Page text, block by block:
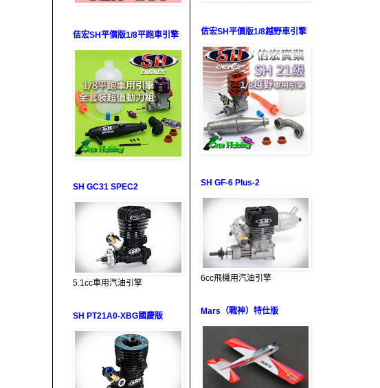
佶宏SH平價版1/8平跑車引擎
SH GC31 SPEC2
5.1cc車用汽油引擎
SH PT21A0-XBG國慶版
佶宏SH平價版1/8越野車引擎
SH GF-6 Plus-2
6cc飛機用汽油引擎
Mars（戰神）特仕版